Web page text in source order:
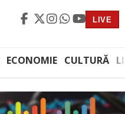
LIVE
ECONOMIE CULTURĂ